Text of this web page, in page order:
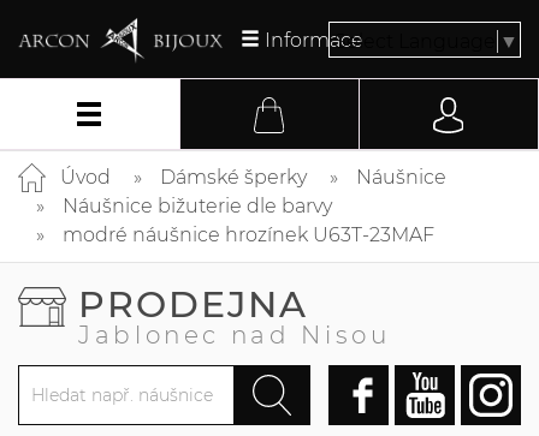
InformaceSelect Language ▼
Úvod Dámské šperky
Náušnice
Náušnice bižuterie dle barvy
modré náušnice hrozínek U63T-23MAF
PRODEJNA
Jablonec nad Nisou